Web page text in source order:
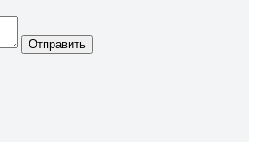
Отправить